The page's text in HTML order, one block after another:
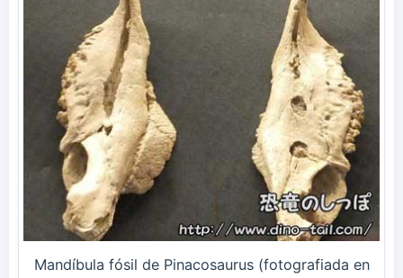
Mandíbula fósil de Pinacosaurus (fotografiada en